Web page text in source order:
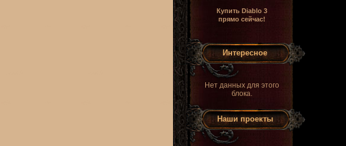
Купить Diablo 3
прямо сейчас!
Интересное
Нет данных для этого
блока.
Наши проекты